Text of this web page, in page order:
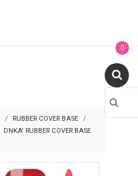
0
RUBBER COVER BASE
DNKA' RUBBER COVER BASE